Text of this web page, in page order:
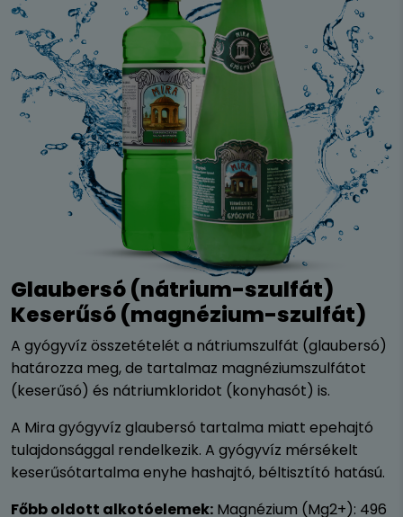
Glaubersó (nátrium-szulfát)
Keserűsó (magnézium-szulfát)
A gyógyvíz összetételét a nátriumszulfát (glaubersó)
határozza meg, de tartalmaz magnéziumszulfátot
(keserűsó) és nátriumkloridot (konyhasót) is.
A Mira gyógyvíz glaubersó tartalma miatt epehajtó
tulajdonsággal rendelkezik. A gyógyvíz mérsékelt
keserűsótartalma enyhe hashajtó, béltisztító hatású.
Főbb oldott alkotóelemek: Magnézium (Mg2+): 496